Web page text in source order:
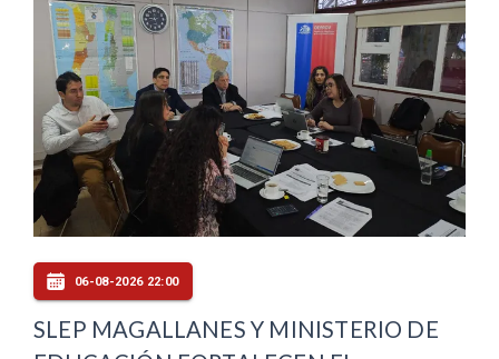
06-08-2026 22:00
SLEP MAGALLANES Y MINISTERIO DE